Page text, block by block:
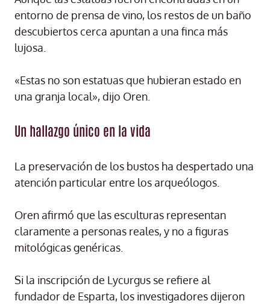
entorno de prensa de vino, los restos de un baño
descubiertos cerca apuntan a una finca más
lujosa.
«Estas no son estatuas que hubieran estado en
una granja local», dijo Oren.
Un hallazgo único en la vida
La preservación de los bustos ha despertado una
atención particular entre los arqueólogos.
Oren afirmó que las esculturas representan
claramente a personas reales, y no a figuras
mitológicas genéricas.
Si la inscripción de Lycurgus se refiere al
fundador de Esparta, los investigadores dijeron